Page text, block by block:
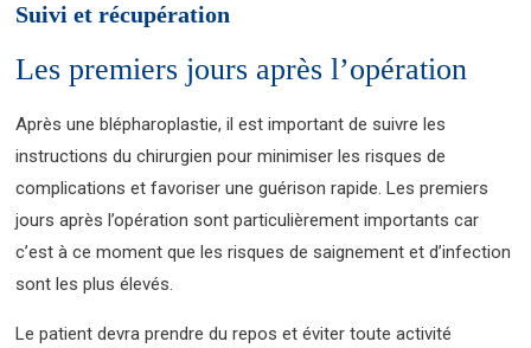
Suivi et récupération
Les premiers jours après l’opération
Après une blépharoplastie, il est important de suivre les
instructions du chirurgien pour minimiser les risques de
complications et favoriser une guérison rapide. Les premiers
jours après l’opération sont particulièrement importants car
c’est à ce moment que les risques de saignement et d’infection
sont les plus élevés.
Le patient devra prendre du repos et éviter toute activité